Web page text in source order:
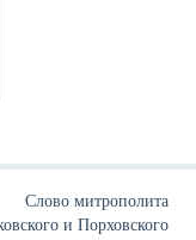
Слово митрополита
и Порховского